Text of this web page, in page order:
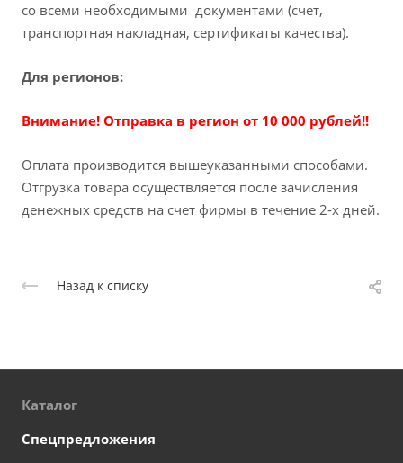
со всеми необходимыми документами (счет,
транспортная накладная, сертификаты качества).
Для регионов:
Внимание! Отправка в регион от 10 000 рублей!!
Оплата производится вышеуказанными способами.
Отгрузка товара осуществляется после зачисления
денежных средств на счет фирмы в течение 2-х дней.
Назад к списку
Каталог
Спецпредложения